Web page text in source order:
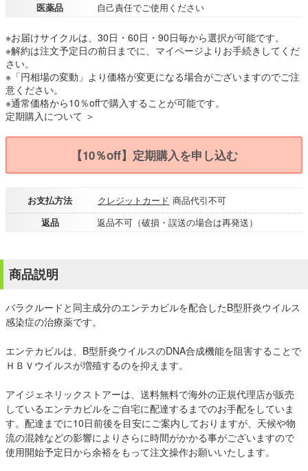
医薬品
自己責任でご使用ください
※お届けサイクルは、30日・60日・90日毎から選択が可能です。
※解約は注文予定日の前日までに、マイページよりお手続きしてくだ
さい。
※「円相場の変動」より価格が変更になる場合がございますのでご注
意ください。
※通常価格から10％offで購入することが可能です。
定期購入について ＞
【10％off】定期購入を申し込む
お支払方法 クレジットカード 商品代引不可
返品
返品不可（破損・誤送の場合は再発送）
商品説明
バラクルードと同主成分のエンテカビルを配合したB型肝炎ウイルス
感染症の治療薬です。
エンテカビルは、B型肝炎ウイルスのDNA合成機能を阻害することで
ＨＢＶウイルスが増殖するのを抑えます。
アイジェネリックストアーは、送料無料で海外の正規代理店が販売
しているエンテカビルをご自宅に配達するまでのお手配をしていま
す。配達までに10日前後を目安にご案内しておりますが、天候や物
流の混雑などの影響によりさらに時間がかかる事がございますので
使用開始予定日から余裕をもって注文操作お願いいたします。